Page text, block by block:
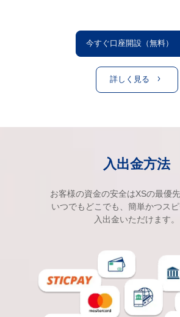
今すぐ口座開設（無料）
詳しく見る
入出金方法
お客様の資金の安全はXSの最優先
いつでもどこでも、簡単かつス
入出金いただけます。